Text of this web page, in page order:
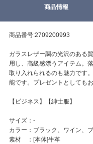
商品情報
商品番号:2709200993
ガラスレザー調の光沢のある
用し、高級感漂うアイテム。
取り入れられるのも魅力です
能です。プレゼントとしてもお
【ビジネス】【紳士服】
サイズ：-
カラー：ブラック、ワイン、
素材 ：[本体]牛革